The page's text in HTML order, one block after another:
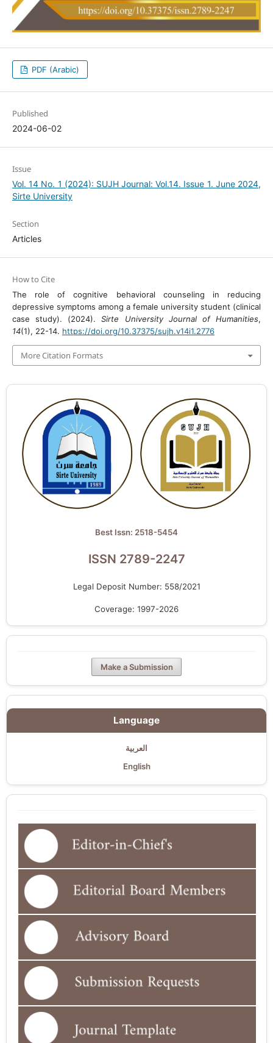
PDF (Arabic)
Published
2024-06-02
Issue
Vol. 14 No. 1 (2024): SUJH Journal: Vol.14. Issue 1. June 2024,
Sirte University
Section
Articles
How to Cite
The role of cognitive behavioral counseling in reducing
depressive symptoms among a female university student (clinical
case study). (2024).Sirte University Journal of Humanities,
14(1), 22-14. https://doi.org/10.37375/sujh.v14i1.2776
More Citation Formats
Best Issn: 2518-5454
ISSN 2789-2247
Legal Deposit Number: 558/2021
Coverage: 1997-2026
Make a Submission
Language
العربية
English